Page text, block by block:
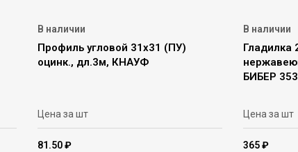
В наличии
Профиль угловой 31х31 (ПУ)
оцинк., дл.3м, КНАУФ
Цена за шт
81.50 ₽
В наличии
Гладилка
БИБЕР
Цена за шт
365 ₽